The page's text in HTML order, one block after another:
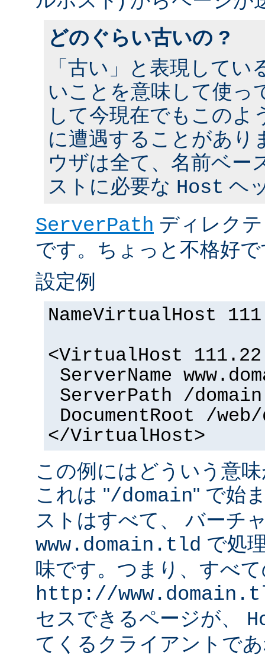
どのぐらい古いの ?
「古い」と表現してい
いことを意味して使っ
して今現在でもこのよ
に遭遇することがあり
ウザは全て、名前ベー
ストに必要な Host ヘ
ServerPath ディレク
です。ちょっと不格好
設定例
NameVirtualHost
<VirtualHost
ServerName
ServerPath /domain
DocumentRoot /web/
</VirtualHost>
この例にはどういう意
これは "/domain" で始
ストはすべて、 バーチ
www.domain.tld で処
味です。つまり、すべ
http://
セスできるページが、
てくるクライアントで